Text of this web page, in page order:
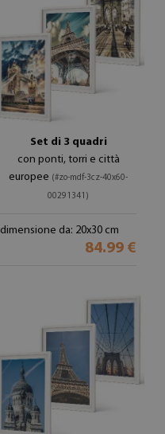
Set di 3 quadri
con ponti, torri e città
europee (#zo-mdf-3cz-40x60-
00291341)
dimensione da: 20x30 cm
84.99 €